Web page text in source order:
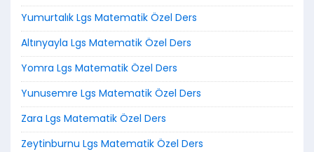
Yumurtalık Lgs Matematik Özel Ders
Altınyayla Lgs Matematik Özel Ders
Yomra Lgs Matematik Özel Ders
Yunusemre Lgs Matematik Özel Ders
Zara Lgs Matematik Özel Ders
Zeytinburnu Lgs Matematik Özel Ders